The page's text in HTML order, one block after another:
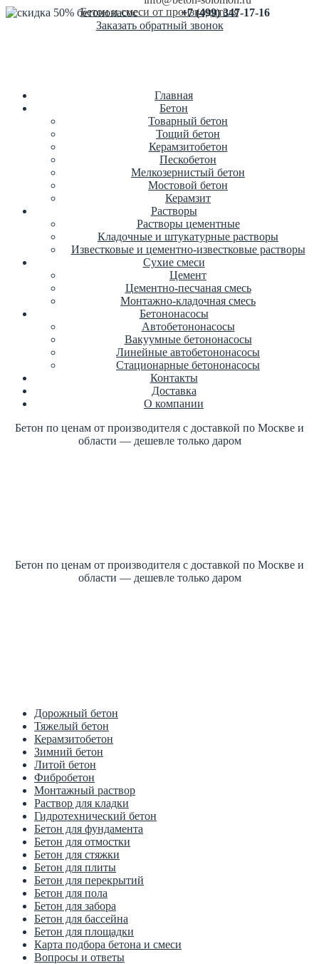
Бетон и смеси от производителя
+7 (499) 347-17-16
Заказать обратный звонок
Главная
Бетон
Товарный бетон
Тощий бетон
Керамзитобетон
Пескобетон
Мелкозернистый бетон
Мостовой бетон
Керамзит
Растворы
Растворы цементные
Кладочные и штукатурные растворы
Известковые и цементно-известковые растворы
Сухие смеси
Цемент
Цементно-песчаная смесь
Монтажно-кладочная смесь
Бетононасосы
Автобетононасосы
Вакуумные бетононасосы
Линейные автобетононасосы
Стационарные бетононасосы
Контакты
Доставка
О компании
Бетон по ценам от производителя с доставкой по Москве и
области — дешевле только даром
Бетон по ценам от производителя с доставкой по Москве и
области — дешевле только даром
Дорожный бетон
Тяжелый бетон
Керамзитобетон
Зимний бетон
Литой бетон
Фибробетон
Монтажный раствор
Раствор для кладки
Гидротехнический бетон
Бетон для фундамента
Бетон для отмостки
Бетон для стяжки
Бетон для плиты
Бетон для перекрытий
Бетон для пола
Бетон для забора
Бетон для бассейна
Бетон для площадки
Карта подбора бетона и смеси
Вопросы и ответы